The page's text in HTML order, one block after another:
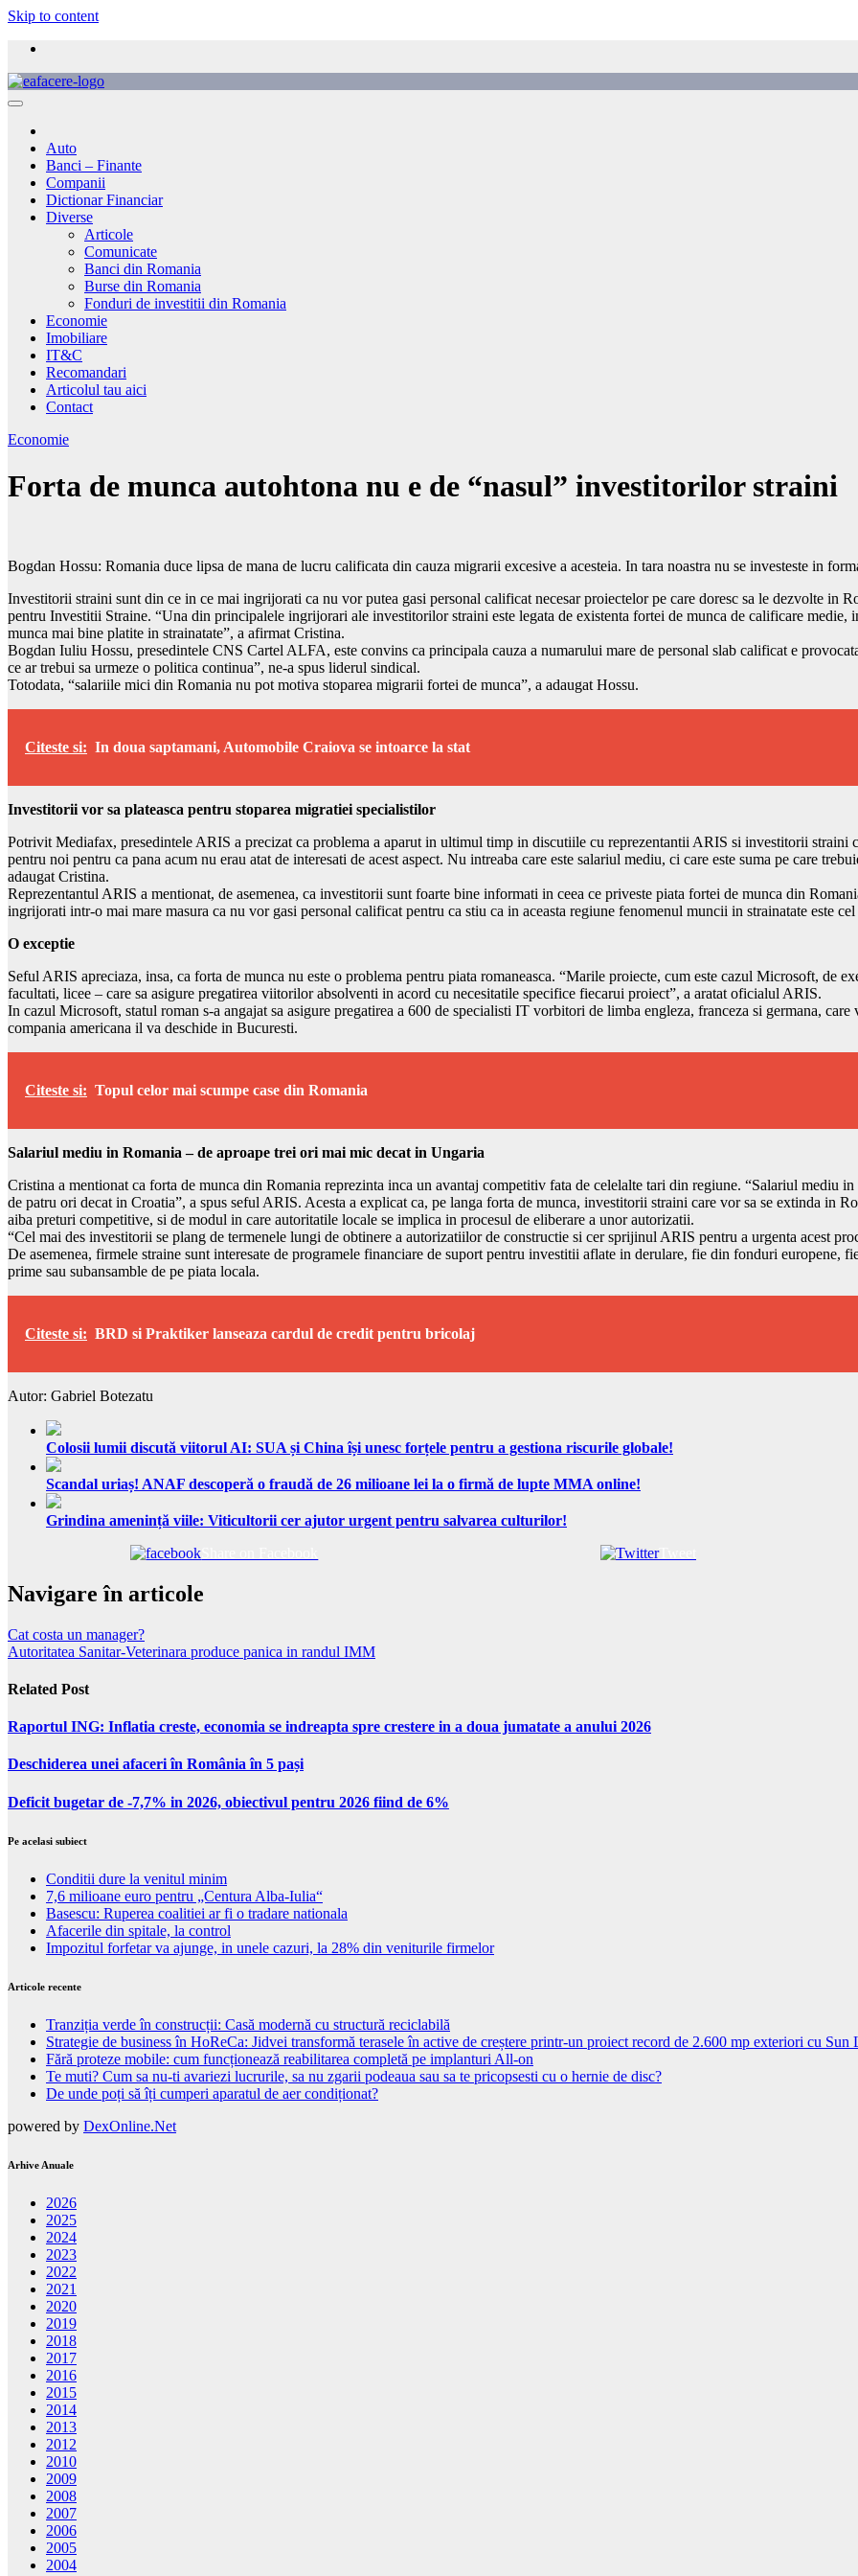
Skip to content
Auto
Banci – Finante
Companii
Dictionar Financiar
Diverse
Articole
Comunicate
Banci din Romania
Burse din Romania
Fonduri de investitii din Romania
Economie
Imobiliare
IT&C
Recomandari
Articolul tau aici
Contact
Economie
Forta de munca autohtona nu e de “nasul” investitorilor straini
Bogdan Hossu: Romania duce lipsa de mana de lucru calificata din cauza migrarii excesive a acesteia. In tara noastra nu se investeste in
Investitorii straini sunt din ce in ce mai ingrijorati ca nu vor putea gasi personal calificat necesar proiectelor pe care doresc sa le dezvolte in
pentru Investitii Straine. “Una din principalele ingrijorari ale investitorilor straini este legata de existenta fortei de munca de calificare
munca mai bine platite in strainatate”, a afirmat Cristina.
Bogdan Iuliu Hossu, presedintele CNS Cartel ALFA, este convins ca principala cauza a numarului mare de personal slab calificat e
ce ar trebui sa urmeze o politica continua”, ne-a spus liderul sindical.
Totodata, “salariile mici din Romania nu pot motiva stoparea migrarii fortei de munca”, a adaugat Hossu.
Citeste si: In doua saptamani, Automobile Craiova se intoarce la stat
Investitorii vor sa plateasca pentru stoparea migratiei specialistilor
Potrivit Mediafax, presedintele ARIS a precizat ca problema a aparut in ultimul timp in discutiile cu reprezentantii ARIS si investitorii straini
pentru noi pentru ca pana acum nu erau atat de interesati de acest aspect. Nu intreaba care este salariul mediu, ci care este suma pe care
adaugat Cristina.
Reprezentantul ARIS a mentionat, de asemenea, ca investitorii sunt foarte bine informati in ceea ce priveste piata fortei de munca din
ingrijorati intr-o mai mare masura ca nu vor gasi personal calificat pentru ca stiu ca in aceasta regiune fenomenul muncii in strainatate este
O exceptie
Seful ARIS apreciaza, insa, ca forta de munca nu este o problema pentru piata romaneasca. “Marile proiecte, cum este cazul Microsoft, de
facultati, licee – care sa asigure pregatirea viitorilor absolventi in acord cu necesitatile specifice fiecarui proiect”, a aratat oficialul ARIS.
In cazul Microsoft, statul roman s-a angajat sa asigure pregatirea a 600 de specialisti IT vorbitori de limba engleza, franceza si germana,
compania americana il va deschide in Bucuresti.
Citeste si: Topul celor mai scumpe case din Romania
Salariul mediu in Romania – de aproape trei ori mai mic decat in Ungaria
Cristina a mentionat ca forta de munca din Romania reprezinta inca un avantaj competitiv fata de celelalte tari din regiune. “Salariul mediu
de patru ori decat in Croatia”, a spus seful ARIS. Acesta a explicat ca, pe langa forta de munca, investitorii straini care vor sa se extinda in
aiba preturi competitive, si de modul in care autoritatile locale se implica in procesul de eliberare a unor autorizatii.
“Cel mai des investitorii se plang de termenele lungi de obtinere a autorizatiilor de constructie si cer sprijinul ARIS pentru a urgenta acest
De asemenea, firmele straine sunt interesate de programele financiare de suport pentru investitii aflate in derulare, fie din fonduri
prime sau subansamble de pe piata locala.
Citeste si: BRD si Praktiker lanseaza cardul de credit pentru bricolaj
Autor: Gabriel Botezatu
Colosii lumii discută viitorul AI: SUA și China își unesc forțele pentru a gestiona riscurile globale!
Scandal uriaș! ANAF descoperă o fraudă de 26 milioane lei la o firmă de lupte MMA online!
Grindina amenință viile: Viticultorii cer ajutor urgent pentru salvarea culturilor!
Tweet
Navigare în articole
Cat costa un manager?
Autoritatea Sanitar-Veterinara produce panica in randul IMM
Related Post
Raportul ING: Inflatia creste, economia se indreapta spre crestere in a doua jumatate a anului 2026
Deschiderea unei afaceri în România în 5 pași
Deficit bugetar de -7,7% in 2026, obiectivul pentru 2026 fiind de 6%
Pe acelasi subiect
Conditii dure la venitul minim
7,6 milioane euro pentru „Centura Alba-Iulia“
Basescu: Ruperea coalitiei ar fi o tradare nationala
Afacerile din spitale, la control
Impozitul forfetar va ajunge, in unele cazuri, la 28% din veniturile firmelor
Articole recente
Tranziția verde în construcții: Casă modernă cu structură reciclabilă
Strategie de business în HoReCa: Jidvei transformă terasele în active de creștere printr-un proiect record de 2.600 mp exteriori cu Sun
Fără proteze mobile: cum funcționează reabilitarea completă pe implanturi All-on
Te muti? Cum sa nu-ti avariezi lucrurile, sa nu zgarii podeaua sau sa te pricopsesti cu o hernie de disc?
De unde poți să îți cumperi aparatul de aer condiționat?
powered by DexOnline.Net
Arhive Anuale
2026
2025
2024
2023
2022
2021
2020
2019
2018
2017
2016
2015
2014
2013
2012
2010
2009
2008
2007
2006
2005
2004